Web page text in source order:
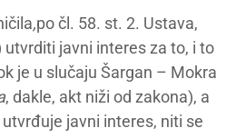
,po čl. 58. st. 2. Ustava,
javni interes za to, i to
je u slučaju Šargan – Mokra
, dakle, akt niži od zakona), a
javni interes, niti se